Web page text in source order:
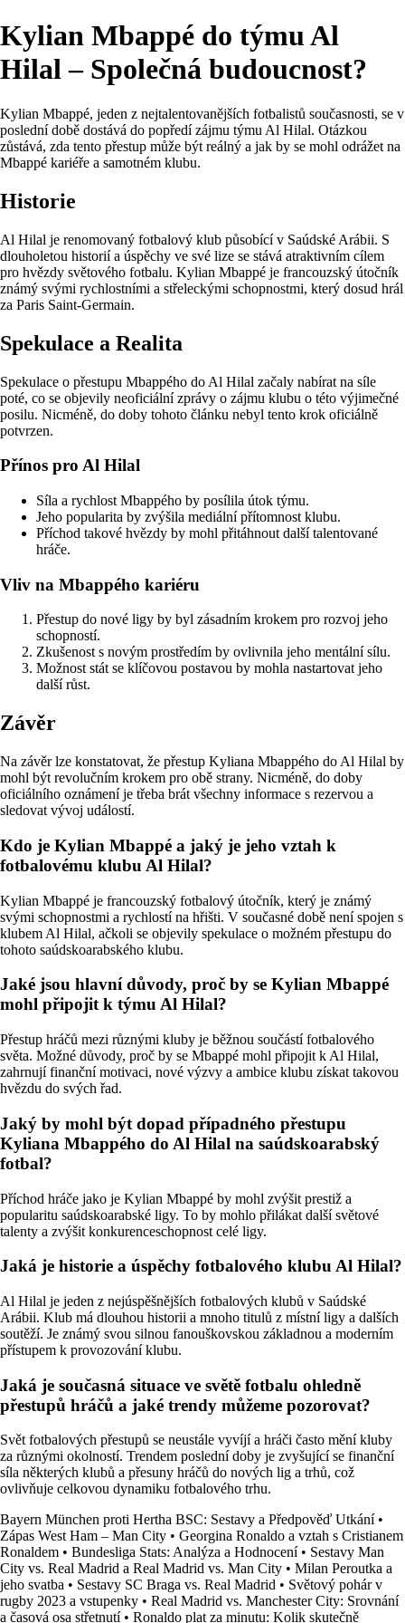
Kylian Mbappé do týmu Al
Hilal – Společná budoucnost?
Kylian Mbappé, jeden z nejtalentovanějších fotbalistů současnosti, se v
poslední době dostává do popředí zájmu týmu Al Hilal. Otázkou
zůstává, zda tento přestup může být reálný a jak by se mohl odrážet na
Mbappé kariéře a samotném klubu.
Historie
Al Hilal je renomovaný fotbalový klub působící v Saúdské Arábii. S
dlouholetou historií a úspěchy ve své lize se stává atraktivním cílem
pro hvězdy světového fotbalu. Kylian Mbappé je francouzský útočník
známý svými rychlostními a střeleckými schopnostmi, který dosud hrál
za Paris Saint-Germain.
Spekulace a Realita
Spekulace o přestupu Mbappého do Al Hilal začaly nabírat na síle
poté, co se objevily neoficiální zprávy o zájmu klubu o této výjimečné
posilu. Nicméně, do doby tohoto článku nebyl tento krok oficiálně
potvrzen.
Přínos pro Al Hilal
Síla a rychlost Mbappého by posílila útok týmu.
Jeho popularita by zvýšila mediální přítomnost klubu.
Příchod takové hvězdy by mohl přitáhnout další talentované
hráče.
Vliv na Mbappého kariéru
Přestup do nové ligy by byl zásadním krokem pro rozvoj jeho
schopností.
Zkušenost s novým prostředím by ovlivnila jeho mentální sílu.
Možnost stát se klíčovou postavou by mohla nastartovat jeho
další růst.
Závěr
Na závěr lze konstatovat, že přestup Kyliana Mbappého do Al Hilal by
mohl být revolučním krokem pro obě strany. Nicméně, do doby
oficiálního oznámení je třeba brát všechny informace s rezervou a
sledovat vývoj událostí.
Kdo je Kylian Mbappé a jaký je jeho vztah k
fotbalovému klubu Al Hilal?
Kylian Mbappé je francouzský fotbalový útočník, který je známý
svými schopnostmi a rychlostí na hřišti. V současné době není spojen s
klubem Al Hilal, ačkoli se objevily spekulace o možném přestupu do
tohoto saúdskoarabského klubu.
Jaké jsou hlavní důvody, proč by se Kylian Mbappé
mohl připojit k týmu Al Hilal?
Přestup hráčů mezi různými kluby je běžnou součástí fotbalového
světa. Možné důvody, proč by se Mbappé mohl připojit k Al Hilal,
zahrnují finanční motivaci, nové výzvy a ambice klubu získat takovou
hvězdu do svých řad.
Jaký by mohl být dopad případného přestupu
Kyliana Mbappého do Al Hilal na saúdskoarabský
fotbal?
Příchod hráče jako je Kylian Mbappé by mohl zvýšit prestiž a
popularitu saúdskoarabské ligy. To by mohlo přilákat další světové
talenty a zvýšit konkurenceschopnost celé ligy.
Jaká je historie a úspěchy fotbalového klubu Al Hilal?
Al Hilal je jeden z nejúspěšnějších fotbalových klubů v Saúdské
Arábii. Klub má dlouhou historii a mnoho titulů z místní ligy a dalších
soutěží. Je známý svou silnou fanouškovskou základnou a moderním
přístupem k provozování klubu.
Jaká je současná situace ve světě fotbalu ohledně
přestupů hráčů a jaké trendy můžeme pozorovat?
Svět fotbalových přestupů se neustále vyvíjí a hráči často mění kluby
za různými okolností. Trendem poslední doby je zvyšující se finanční
síla některých klubů a přesuny hráčů do nových lig a trhů, což
ovlivňuje celkovou dynamiku fotbalového trhu.
Bayern München proti Hertha BSC: Sestavy a Předpověď Utkání•
Zápas West Ham – Man City • Georgina Ronaldo a vztah s Cristianem
Ronaldem • Bundesliga Stats: Analýza a Hodnocení• Sestavy Man
City vs. Real Madrid a Real Madrid vs. Man City • Milan Peroutka a
jeho svatba • Sestavy SC Braga vs. Real Madrid • Světový pohár v
rugby 2023 a vstupenky • Real Madrid vs. Manchester City: Srovnání
a časová osa střetnutí• Ronaldo plat za minutu: Kolik skutečně